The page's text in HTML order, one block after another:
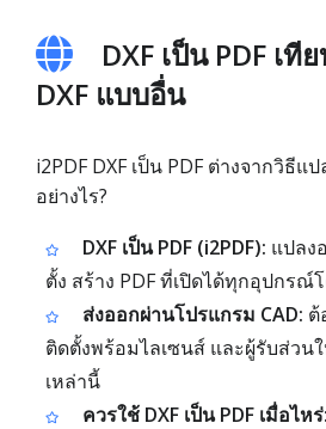
DXF เป็น PDF เ
DXF แบบอื่น
i2PDF DXF เป็น PDF ต่างจากวิธีแ
อย่างไร?
DXF เป็น PDF (i2PDF): แปลง
ตั้ง สร้าง PDF ที่เปิดได้ทุกอุปกรณ์
ส่งออกผ่านโปรแกรม CAD: ต้
ติดตั้งพร้อมไลเซนส์ และผู้รับส่วน
เหล่านี้
ควรใช้ DXF เป็น PDF เมื่อไหร่: